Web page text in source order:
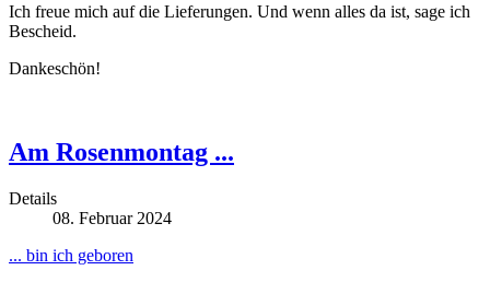
Ich freue mich auf die Lieferungen. Und wenn alles da ist, sage ich
Bescheid.
Dankeschön!
Am Rosenmontag ...
Details
08. Februar 2024
... bin ich geboren